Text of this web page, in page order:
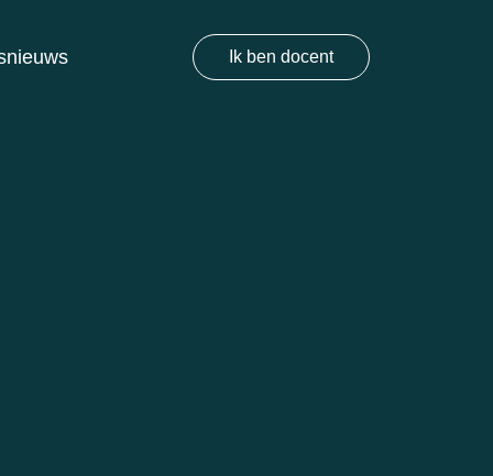
Ik ben docent